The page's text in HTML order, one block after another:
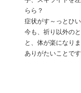
らら？
症状がす～っとひ
今も、祈り以外の
と、体が楽になり
ありがたいことです